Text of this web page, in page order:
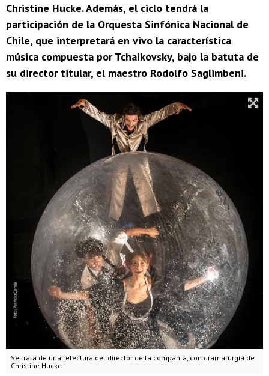
Christine Hucke. Además, el ciclo tendrá la
participación de la Orquesta Sinfónica Nacional de
Chile, que interpretará en vivo la característica
música compuesta por Tchaikovsky, bajo la batuta de
su director titular, el maestro Rodolfo Saglimbeni.
Se trata de una relectura del director de la compañía, con dramaturgia de
Christine Hucke